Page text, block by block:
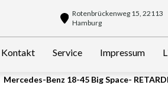
Rotenbrückenweg 15, 22113
Hamburg
Kontakt Service Impressum
Mercedes-Benz 18-45 Big Space-